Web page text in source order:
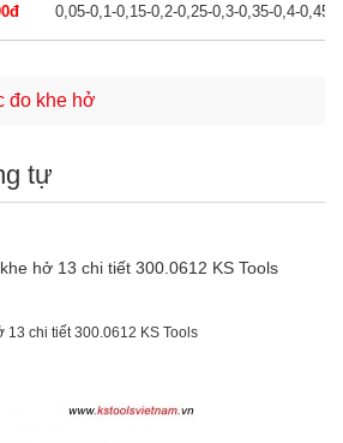
0,05-0,1-0,15-0,2-0,25-0,3-0,35-0,4-
đo khe hở
tự
13 chi tiết 300.0612 KS Tools